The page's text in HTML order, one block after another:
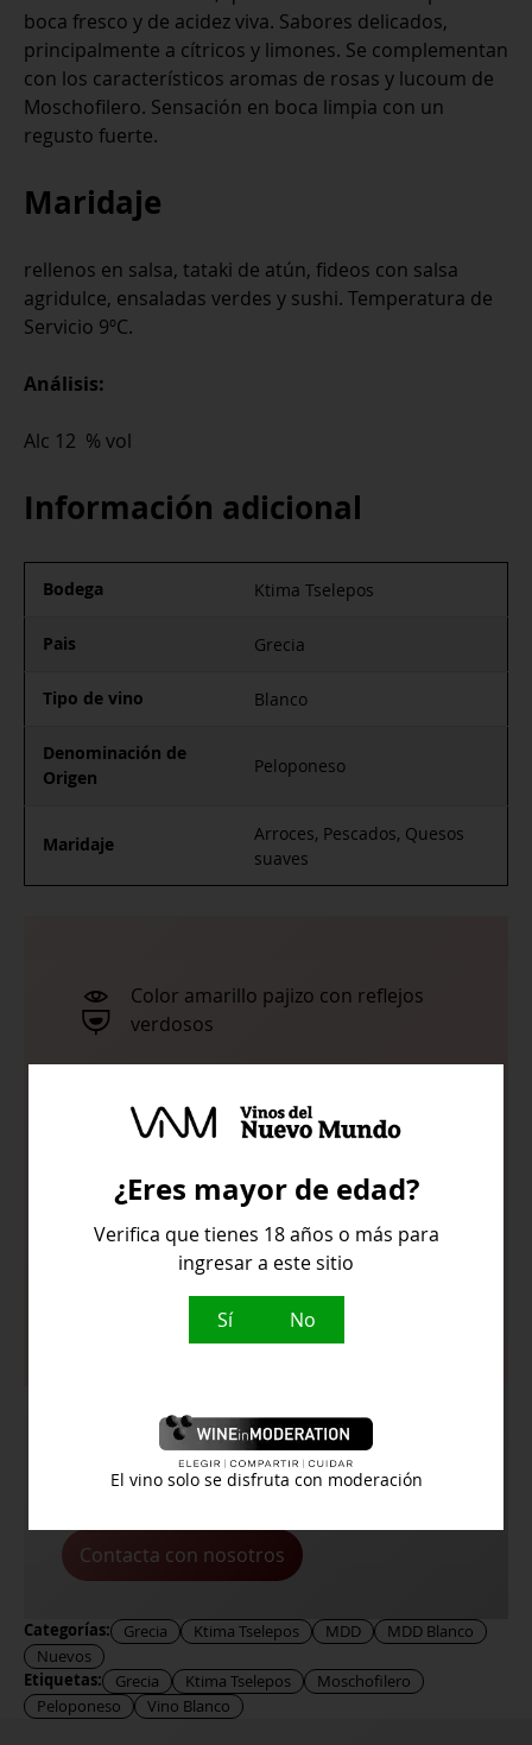
boca fresco y de acidez viva. Sabores delicados,
principalmente a cítricos y limones. Se complementan
con los característicos aromas de rosas y lucoum de
Moschofilero. Sensación en boca limpia con un
regusto fuerte.
Maridaje
rellenos en salsa, tataki de atún, fideos con salsa
agridulce, ensaladas verdes y sushi. Temperatura de
Servicio 9ºC.
Análisis:
Alc 12 % vol
Información adicional
Bodega Ktima Tselepos
Pais Grecia
Tipo de vino Blanco
Denominación de
Origen
Peloponeso
Maridaje
Arroces, Pescados, Quesos
suaves
Color amarillo pajizo con reflejos
verdosos
Moschofilero
Sabores delicados, principalmente a
cítricos y limones. Sensación en boca
limpia con un regusto fuerte
Temperatura de servicio:9ºC
¿Buscas algún vino en concreto y no lo
encuentras en la web?
Contacta con nosotros
Categorías: Grecia Ktima Tselepos MDD
MDD Blanco
Nuevos
Etiquetas: Grecia Ktima Tselepos
Moschofilero
Peloponeso
Vino Blanco
¿Eres mayor de edad?
Verifica que tienes 18 años o más para
ingresar a este sitio
Sí No
El vino solo se disfruta con moderación